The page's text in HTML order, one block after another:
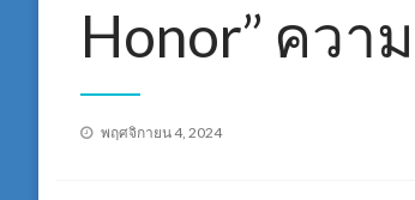
Honor” คว
Posted
พฤศจิกายน 4, 2024